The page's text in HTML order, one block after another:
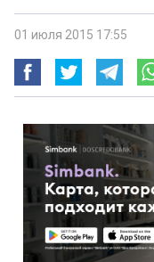
01 июля 2015 17:55